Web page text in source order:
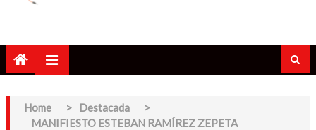
Home > Destacada
>
MANIFIESTO ESTEBAN RAMÍREZ ZEPETA